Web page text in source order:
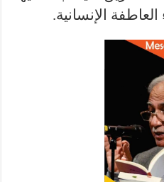
العاطفة الإنسانية.